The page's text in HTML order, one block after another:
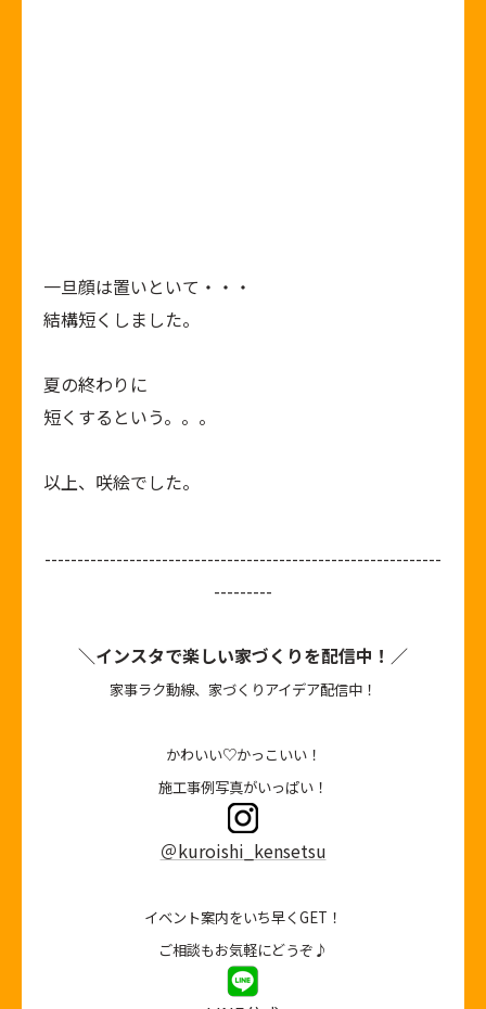
一旦顔は置いといて・・・
結構短くしました。
夏の終わりに
短くするという。。。
以上、咲絵でした。
-------------------------------------------------------------
---------
＼インスタで楽しい家づくりを配信中！／
家事ラク動線、家づくりアイデア配信中！
かわいい♡かっこいい！
施工事例写真がいっぱい！
＠kuroishi_kensetsu
イベント案内をいち早くGET！
ご相談もお気軽にどうぞ♪